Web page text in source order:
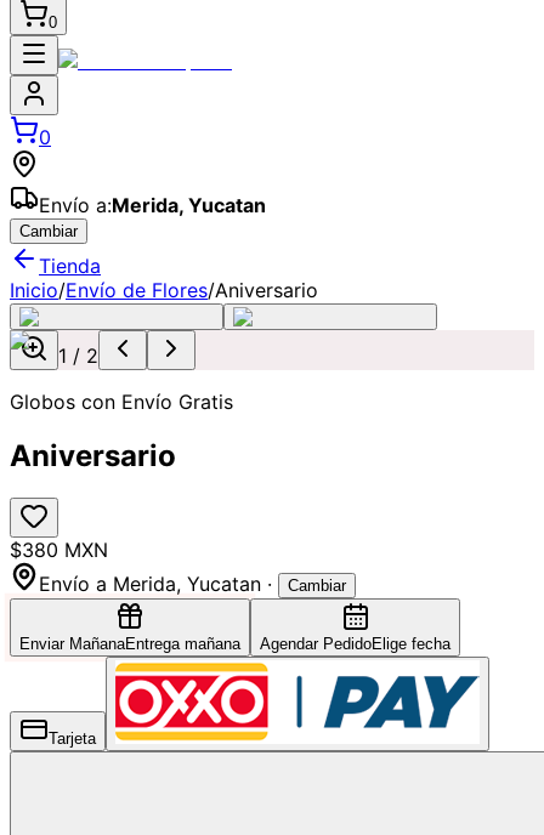
0
0
Envío a:Merida, Yucatan
Cambiar
Tienda
Inicio/Envío de Flores/Aniversario
1 / 2
Globos con Envío Gratis
Aniversario
$380 MXN
Envío a Merida, Yucatan · Cambiar
Enviar MañanaEntrega mañana Agendar PedidoElige fecha
Tarjeta